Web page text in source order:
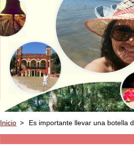
Inicio > Es importante llevar una botella